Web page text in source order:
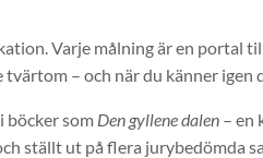
Varje målning är en portal
– och när du känner igen
böcker som Den gyllene dalen – en
ställt ut på flera jurybedömda